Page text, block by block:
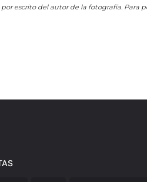
escrito del autor de la fotografía. Para